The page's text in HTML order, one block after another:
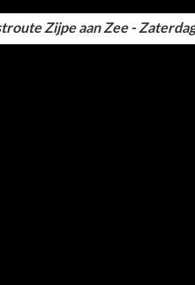
Zijpe aan Zee -